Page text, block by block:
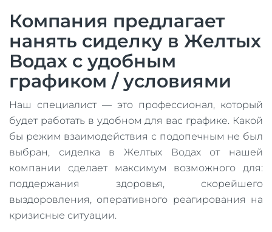
Компания предлагает
нанять сиделку в Желтых
Водах с удобным
графиком / условиями
Наш специалист — это профессионал, который
будет работать в удобном для вас графике. Какой
бы режим взаимодействия с подопечным не был
выбран, сиделка в Желтых Водах от нашей
компании сделает максимум возможного для:
поддержания здоровья, скорейшего
выздоровления, оперативного реагирования на
кризисные ситуации.